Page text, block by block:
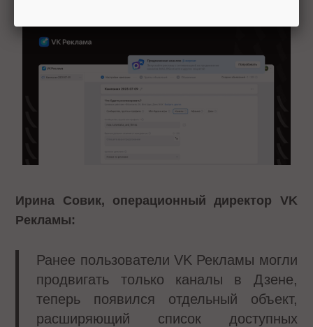
Ирина Совик, операционный директор VK
Рекламы:
Ранее пользователи VK Рекламы могли
продвигать только каналы в Дзене,
теперь появился отдельный объект,
расширяющий список доступных